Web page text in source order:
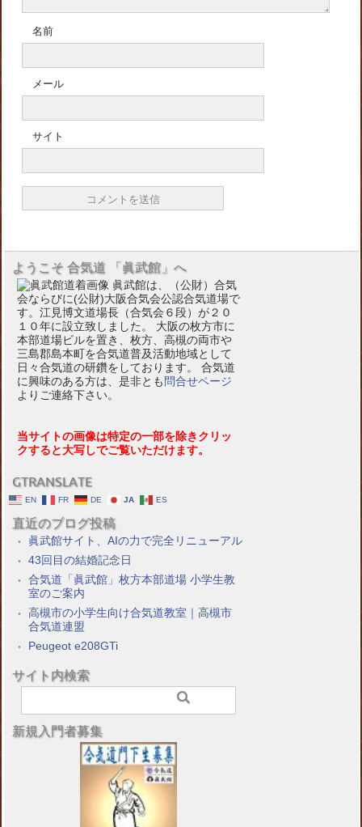
名前
メール
サイト
ようこそ 合気道 「眞武館」へ
眞武館は、（公財）合気
会ならびに(公財)大阪合気会公認合気道場で
す。江見博文道場長（合気会６段）が２０
１０年に設立致しました。 大阪の枚方市に
本部道場ビルを置き、枚方、高槻の両市や
三島郡島本町を合気道普及活動地域として
日々合気道の研鑽をしております。 合気道
に興味のある方は、是非とも 問合せページ
よりご連絡下さい。
当サイトの画像は特定の一部を除きクリッ
クすると大写しでご覧いただけます。
GTRANSLATE
EN FR DE JA ES
直近のブログ投稿
眞武館サイト、AIの力で完全リニューアル
43回目の結婚記念日
合気道「眞武館」枚方本部道場 小学生教
室のご案内
高槻市の小学生向け合気道教室｜高槻市
合気道連盟
Peugeot e208GTi
サイト内検索
新規入門者募集